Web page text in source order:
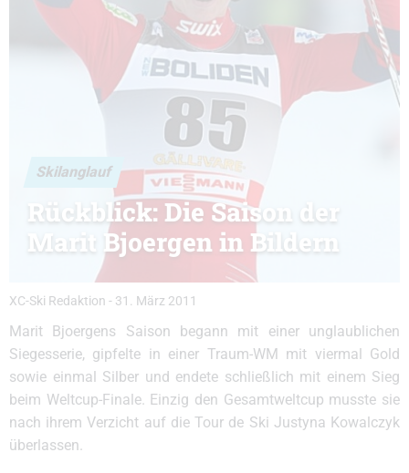
Skilanglauf
Rückblick: Die Saison der
Marit Bjoergen in Bildern
XC-Ski Redaktion - 31. März 2011
Marit Bjoergens Saison begann mit einer unglaublichen
Siegesserie, gipfelte in einer Traum-WM mit viermal Gold
sowie einmal Silber und endete schließlich mit einem Sieg
beim Weltcup-Finale. Einzig den Gesamtweltcup musste sie
nach ihrem Verzicht auf die Tour de Ski Justyna Kowalczyk
überlassen.